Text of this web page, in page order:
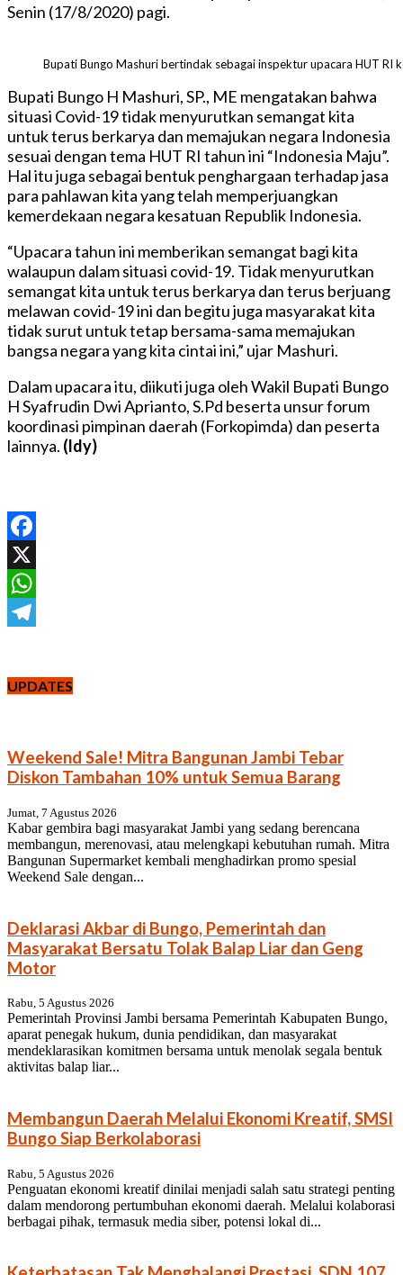
Senin (17/8/2020) pagi.
Bupati Bungo Mashuri bertindak sebagai inspektur upacara HUT RI
Bupati Bungo H Mashuri, SP., ME mengatakan bahwa
situasi Covid-19 tidak menyurutkan semangat kita
untuk terus berkarya dan memajukan negara Indonesia
sesuai dengan tema HUT RI tahun ini “Indonesia Maju”.
Hal itu juga sebagai bentuk penghargaan terhadap jasa
para pahlawan kita yang telah memperjuangkan
kemerdekaan negara kesatuan Republik Indonesia.
“Upacara tahun ini memberikan semangat bagi kita
walaupun dalam situasi covid-19. Tidak menyurutkan
semangat kita untuk terus berkarya dan terus berjuang
melawan covid-19 ini dan begitu juga masyarakat kita
tidak surut untuk tetap bersama-sama memajukan
bangsa negara yang kita cintai ini,” ujar Mashuri.
Dalam upacara itu, diikuti juga oleh Wakil Bupati Bungo
H Syafrudin Dwi Aprianto, S.Pd beserta unsur forum
koordinasi pimpinan daerah (Forkopimda) dan peserta
lainnya. (ldy)
Facebook
X
WhatsApp
UPDATES
Weekend Sale! Mitra Bangunan Jambi Tebar
Diskon Tambahan 10% untuk Semua Barang
Jumat, 7 Agustus 2026
Kabar gembira bagi masyarakat Jambi yang sedang berencana
membangun, merenovasi, atau melengkapi kebutuhan rumah. Mitra
Bangunan Supermarket kembali menghadirkan promo spesial
Weekend Sale dengan...
Deklarasi Akbar di Bungo, Pemerintah dan
Masyarakat Bersatu Tolak Balap Liar dan Geng
Motor
Rabu, 5 Agustus 2026
Pemerintah Provinsi Jambi bersama Pemerintah Kabupaten Bungo,
aparat penegak hukum, dunia pendidikan, dan masyarakat
mendeklarasikan komitmen bersama untuk menolak segala bentuk
aktivitas balap liar...
Membangun Daerah Melalui Ekonomi Kreatif, SMSI
Bungo Siap Berkolaborasi
Rabu, 5 Agustus 2026
Penguatan ekonomi kreatif dinilai menjadi salah satu strategi penting
dalam mendorong pertumbuhan ekonomi daerah. Melalui kolaborasi
berbagai pihak, termasuk media siber, potensi lokal di...